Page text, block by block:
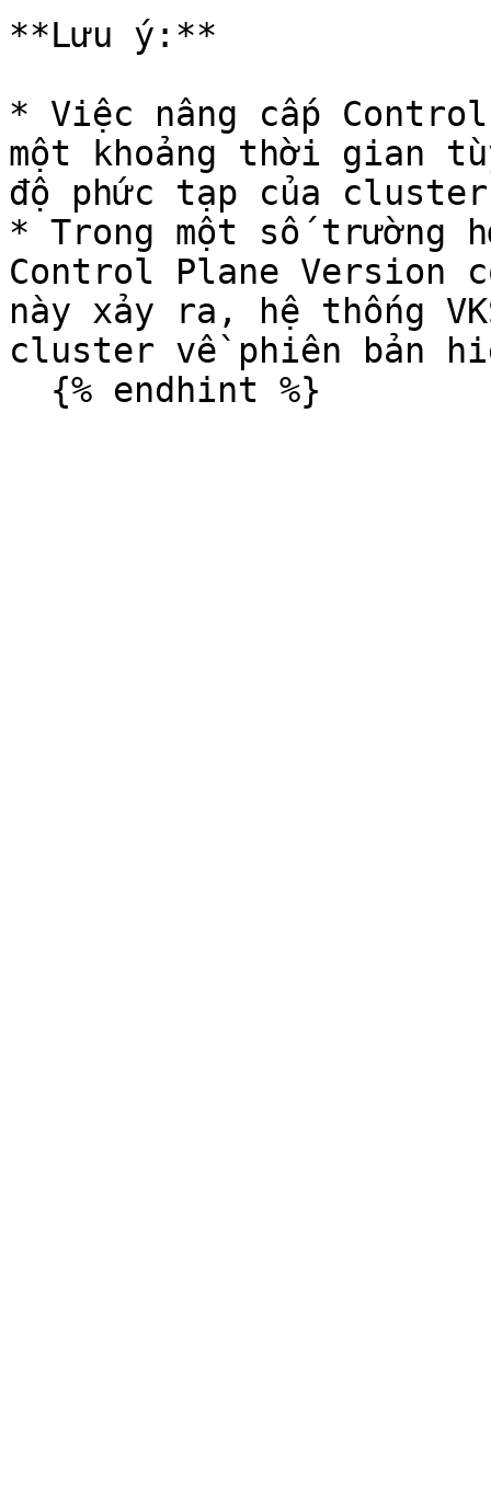
**Lưu ý:**
* Việc nâng cấp
một khoảng thời gian
độ phức tạp của
* Trong một số trường
Control Plane Version
này xảy ra, hệ thống
cluster về phiên bản